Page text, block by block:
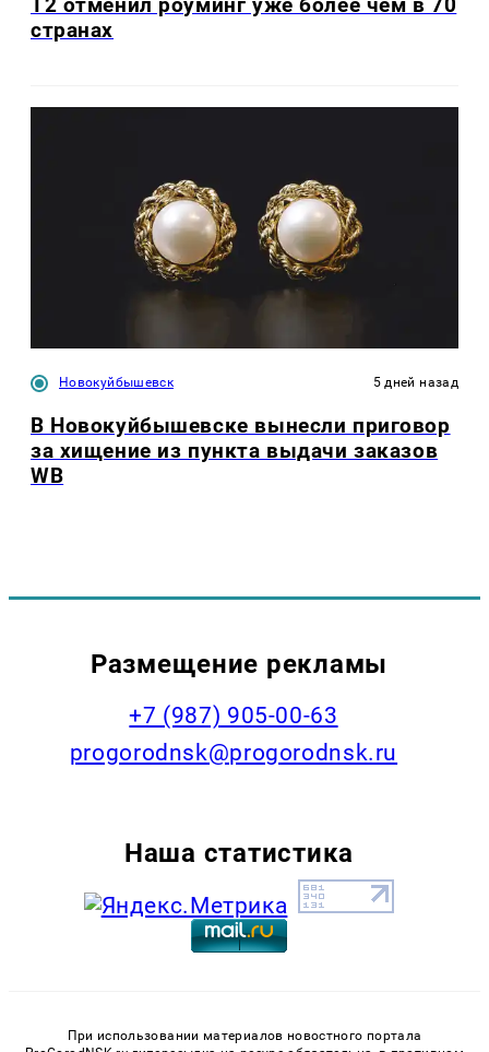
странах
Новокуйбышевск 5 дней назад
В Новокуйбышевске вынесли приговор
за хищение из пункта выдачи заказов
WB
Размещение рекламы
+7 (987) 905-00-63
progorodnsk@progorodnsk.ru
Наша статистика
При использовании материалов новостного портала